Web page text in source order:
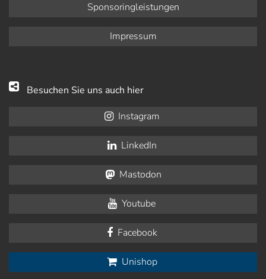
Sponsoringleistungen
Impressum
Besuchen Sie uns auch hier
Instagram
LinkedIn
Mastodon
Youtube
Facebook
Unishop